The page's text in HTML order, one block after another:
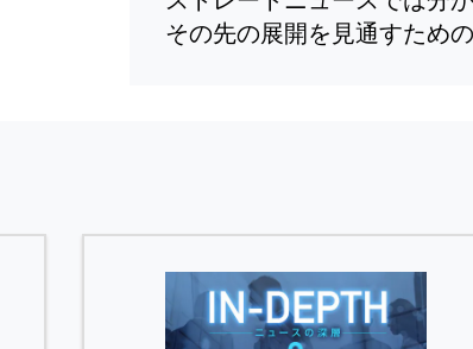
その先の展開を見通すため